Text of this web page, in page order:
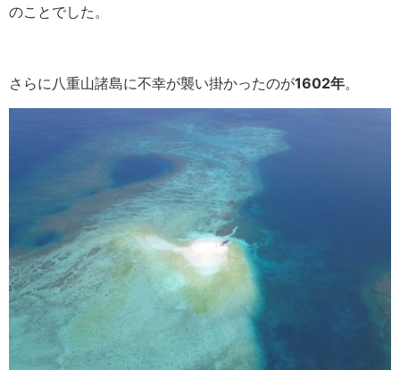
のことでした。
さらに八重山諸島に不幸が襲い掛かったのが1602年。